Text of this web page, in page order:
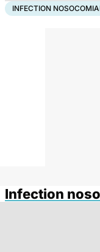
INFECTION
Infection